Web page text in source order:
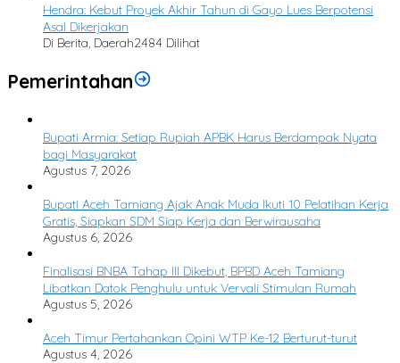
Hendra: Kebut Proyek Akhir Tahun di Gayo Lues Berpotensi
Asal Dikerjakan
Di Berita, Daerah2484 Dilihat
Pemerintahan
Bupati Armia: Setiap Rupiah APBK Harus Berdampak Nyata
bagi Masyarakat
Agustus 7, 2026
Bupati Aceh Tamiang Ajak Anak Muda Ikuti 10 Pelatihan Kerja
Gratis, Siapkan SDM Siap Kerja dan Berwirausaha
Agustus 6, 2026
Finalisasi BNBA Tahap III Dikebut, BPBD Aceh Tamiang
Libatkan Datok Penghulu untuk Vervali Stimulan Rumah
Agustus 5, 2026
Aceh Timur Pertahankan Opini WTP Ke-12 Berturut-turut
Agustus 4, 2026